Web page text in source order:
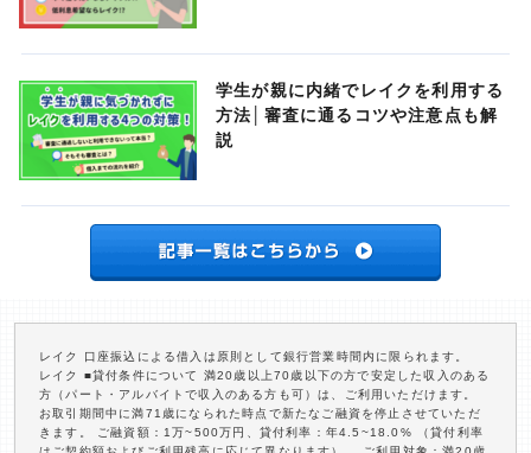
学生が親に内緒でレイクを利用する
方法│審査に通るコツや注意点も解
説
レイク 口座振込による借入は原則として銀行営業時間内に限られます。
レイク ■貸付条件について 満20歳以上70歳以下の方で安定した収入のある
方（パート・アルバイトで収入のある方も可）は、ご利用いただけます。
お取引期間中に満71歳になられた時点で新たなご融資を停止させていただ
きます。 ご融資額：1万~500万円、貸付利率：年4.5~18.0% （貸付利率